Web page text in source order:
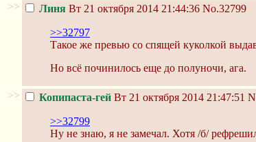
>> Линя Вт 21 октября 2014 21:44:36 No.32799
>>32797
Такое же превью со спящей куколкой
Но всё починилось еще до полуночи, ага.
>> Копипаста-гей Вт 21 октября 2014 21:47:51
>>32799
Ну не знаю, я не замечал. Хотя /б/